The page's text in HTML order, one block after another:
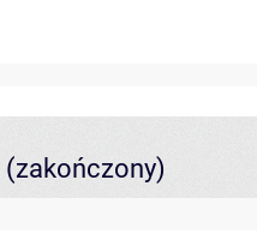
(zakończony)